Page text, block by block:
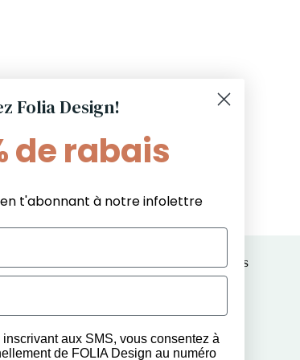
pour toi !
Services aux entreprises
Folia Design!
de rabais
t'abonnant à notre infolettre
aux SMS, vous consentez à
de FOLIA Design au numéro